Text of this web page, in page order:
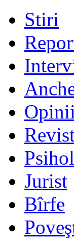
Stiri
Opinii
Jurist
Bîrfe